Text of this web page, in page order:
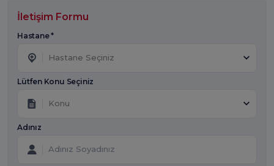
İletişim Formu
Hastane *
Hastane Seçiniz
Lütfen Konu Seçiniz
Konu
Adınız